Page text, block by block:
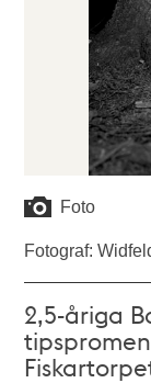
Foto
Fotograf:
2,5-åriga